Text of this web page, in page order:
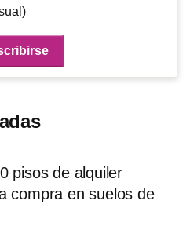
pisos de alquiler
compra en suelos de